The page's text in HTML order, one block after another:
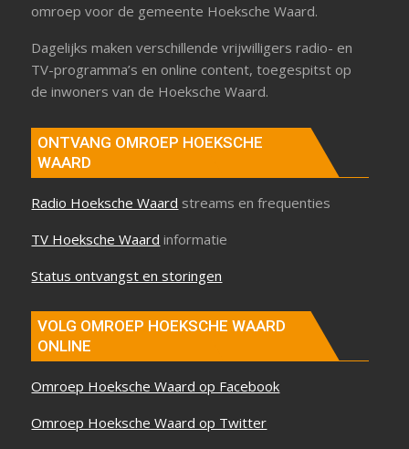
omroep voor de gemeente Hoeksche Waard.
Dagelijks maken verschillende vrijwilligers radio- en
TV-programma’s en online content, toegespitst op
de inwoners van de Hoeksche Waard.
ONTVANG OMROEP HOEKSCHE
WAARD
Radio Hoeksche Waard streams en frequenties
TV Hoeksche Waard informatie
Status ontvangst en storingen
VOLG OMROEP HOEKSCHE WAARD
ONLINE
Omroep Hoeksche Waard op Facebook
Omroep Hoeksche Waard op Twitter